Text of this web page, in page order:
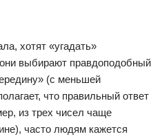
хотят «угадать»
выбирают правдоподобный
(с меньшей
что правильный ответ
из трех чисел чаще
часто людям кажется